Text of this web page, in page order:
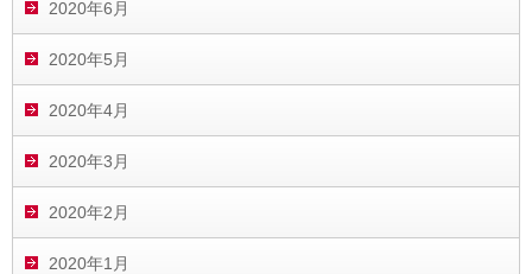
2020年6月
2020年5月
2020年4月
2020年3月
2020年2月
2020年1月